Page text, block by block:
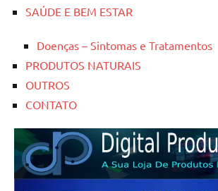
SAÚDE E BEM ESTAR
Doenças – Sintomas e Tratamentos
PRODUTOS NATURAIS
OUTROS
CONTATO